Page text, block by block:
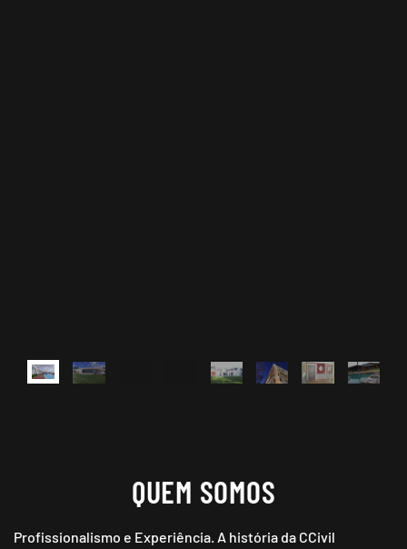
QUEM SOMOS
Profissionalismo e Experiência. A história da CCivil